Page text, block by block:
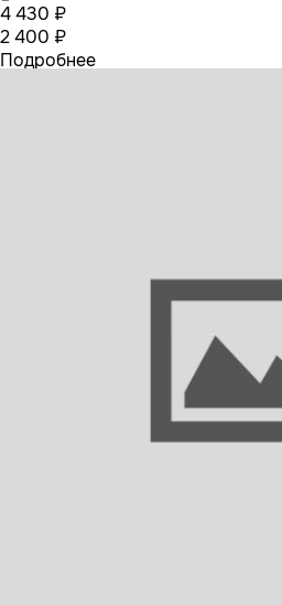
4 430 ₽
2 400 ₽
Подробнее